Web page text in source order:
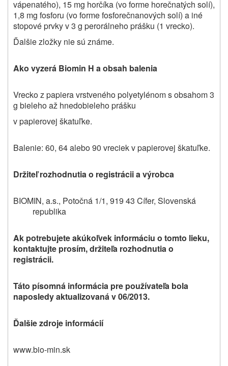
vápenatého), 15 mg horčíka (vo forme horečnatých solí),
1,8 mg fosforu (vo forme fosforečnanových solí) a iné
stopové prvky v 3 g perorálneho prášku (1 vrecko).
Ďalšie zložky nie sú známe.
Ako vyzerá Biomin H a obsah balenia
Vrecko z papiera vrstveného polyetylénom s obsahom 3
g bieleho až hnedobieleho prášku
v papierovej škatuľke.
Balenie: 60, 64 alebo 90 vreciek v papierovej škatuľke.
Držiteľ rozhodnutia o registrácii a výrobca
BIOMIN, a.s., Potočná 1/1, 919 43 Cífer, Slovenská
republika
Ak potrebujete akúkoľvek informáciu o tomto lieku,
kontaktujte prosím, držiteľa rozhodnutia o
registrácii.
Táto písomná informácia pre používateľa bola
naposledy aktualizovaná v 06/2013.
Ďalšie zdroje informácií
www.bio-min.sk